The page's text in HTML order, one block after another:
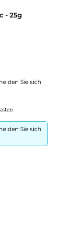
- 25g
Sie sich
Sie sich